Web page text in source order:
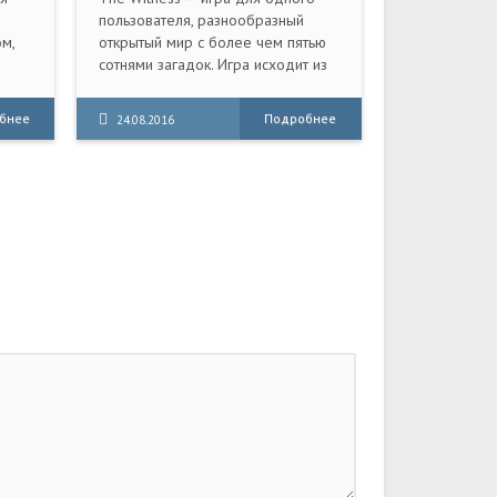
пользователя, разнообразный
открытый мир с более чем пятью
сотнями загадок. Игра исходит из
умный человек, время которого
ценно. Ни одна загадка не служит
24.08.2016 Подробнее